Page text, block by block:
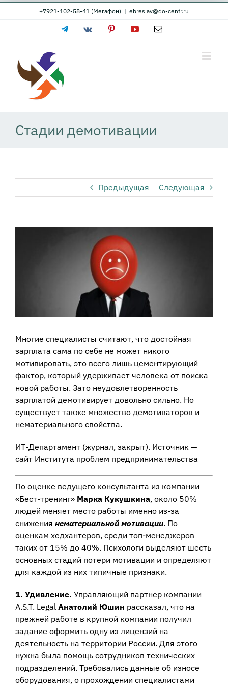
Skip
+7921-102-58-41 (Мегафон) | ebreslav@do-centr.ru
TelegramVk PinterestYouTubeEmail
Стадии демотивации
Предыдущая Следующая
Многие специалисты считают, что достойная
зарплата сама по себе не может никого
мотивировать, это всего лишь цементирующий
фактор, который удерживает человека от поиска
новой работы. Зато неудовлетворенность
зарплатой демотивирует довольно сильно. Но
существует также множество демотиваторов и
нематериального свойства.
ИТ-Департамент (журнал, закрыт). Источник —
сайт Института проблем предпринимательства
По оценке ведущего консультанта из компании
«Бест-тренинг» Марка Кукушкина, около 50%
людей меняет место работы именно из-за
снижения нематериальной мотивации. По
оценкам хедхантеров, среди топ-менеджеров
таких от 15% до 40%. Психологи выделяют шесть
основных стадий потери мотивации и определяют
для каждой из них типичные признаки.
1. Удивление. Управляющий партнер компании
A.S.T. Legal Анатолий Юшин рассказал, что на
прежней работе в крупной компании получил
задание оформить одну из лицензий на
деятельность на территории России. Для этого
нужна была помощь сотрудников технических
подразделений. Требовались данные об износе
оборудования, о прохождении специалистами